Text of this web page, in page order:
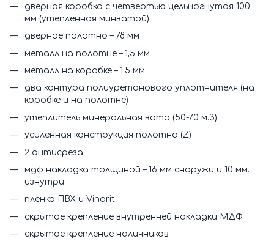
дверная коробка с четвертью цельногнутая 100
мм (утепленная минватой)
дверное полотно – 78 мм
металл на полотне – 1,5 мм
металл на коробке – 1.5 мм
два контура полиуретанового уплотнителя (на
коробке и на полотне)
утеплитель минеральная вата (50-70 м.3)
усиленная конструкция полотна (Z)
2 антисреза
мдф накладка толщиной – 16 мм снаружи и 10 мм.
изнутри
пленка ПВХ и Vinorit
скрытое крепление внутренней накладки МДФ
скрытое крепление наличников